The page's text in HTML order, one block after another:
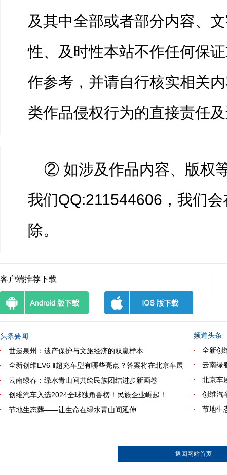
及其中全部或者部分内容、
性、及时性本站不作任何保
作参考，并请自行核实相关
类作品侵权行为的直接责任
② 如涉及作品内容、版权
我们QQ:211544606，我们
除。
客户端推荐下载
头条要闻
世遗泉州：遗产保护与文旅经济的双赢样本
全新创维EV6 Ⅱ超充车型有哪些亮点？答案将在北京车展
云南绿春：绿水青山间共绘民族团结进步新画卷
创维汽车入选2024全球独角兽榜！民族企业崛起！
节地生态葬——让生命在绿水青山间延伸
频道头条
全新创
云南绿
北京车
创维汽
节地生
返回网站首页